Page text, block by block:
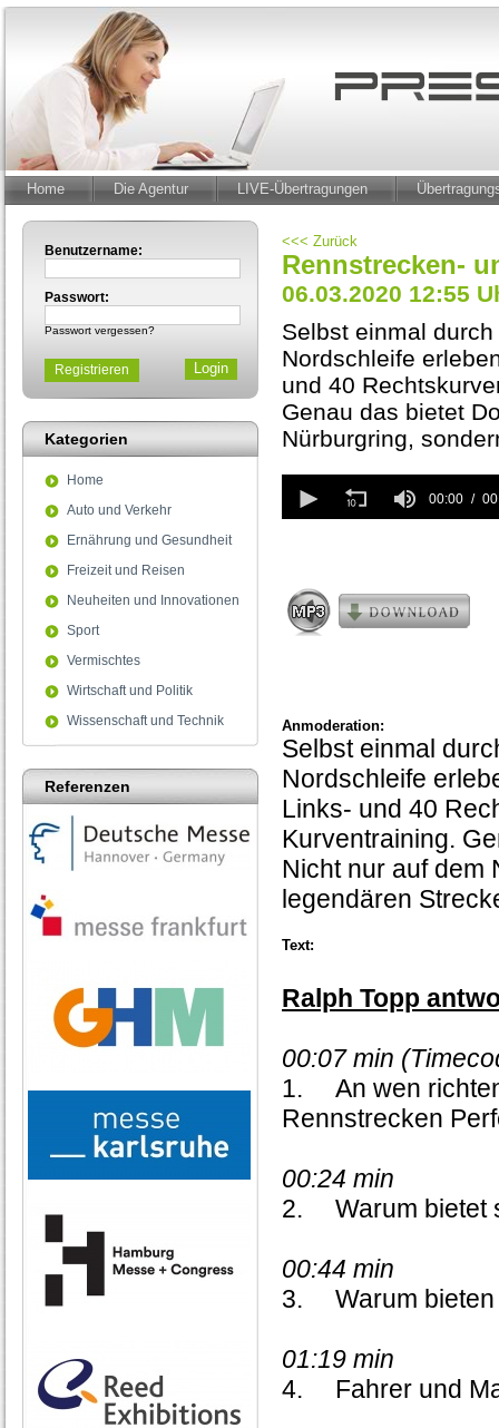
Home Die Agentur LIVE-Übertragungen
Benutzername:
Passwort:
Passwort vergessen?
Registrieren
Kategorien
Home
Auto und Verkehr
Ernährung und Gesundheit
Freizeit und Reisen
Neuheiten und Innovationen
Sport
Vermischtes
Wirtschaft und Politik
Wissenschaft und Technik
Referenzen
<<< Zurück
Rennstrecken-
06.03.2020 12:55
Selbst einmal
Nordschleife
und 40
Genau das bietet
Nürburgring,
seconds
of
00:00
Anmoderation:
Selbst einmal
Nordschleife
Links- und 40
Kurventraining.
Nicht nur auf dem
legendären
Text:
Ralph Topp
00:07 min
1.
An wen
Rennstrecken
00:24 min
2.
Warum bietet
00:44 min
3.
Warum
01:19 min
4.
Fahrer und